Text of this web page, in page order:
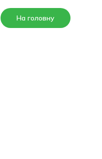
На головну